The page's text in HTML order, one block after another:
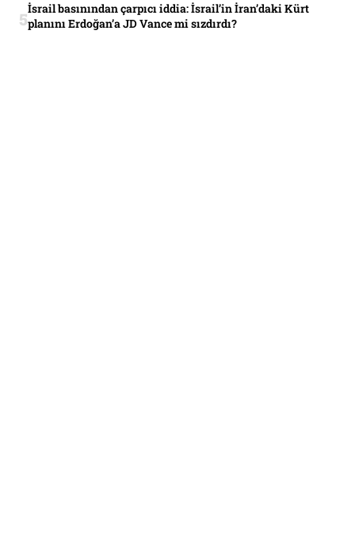
İsrail basınından çarpıcı iddia: İsrail’in İran’daki Kürt
planını Erdoğan’a JD Vance mi sızdırdı?